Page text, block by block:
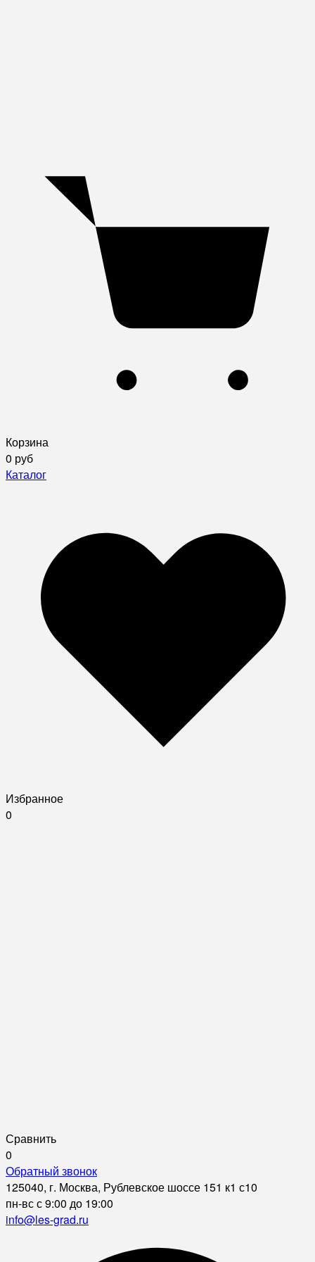
Корзина
0 руб
Каталог
Избранное
0
Сравнить
0
Обратный звонок
125040, г. Москва, Рублевское шоссе 151 к1 с10
пн-вс с 9:00 до 19:00
info@les-grad.ru